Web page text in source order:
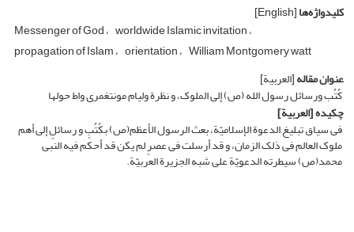
کلیدواژه‌ها[English]
Messenger of God worldwide Islamic invitation
propagation of Islam orientation William Montgomery watt
عنوان مقاله[العربیة]
کُتُب ورسائل رسول الله (ص) إلى الملوک، و نظرة ولیام مونتغمری واط حولها
چکیده[العربیة]
فی سیاق تبلیغ الدعوة الإسلامیّة، بعث الرسول الأعظم(ص) بکُتُبٍ و رسائلٍ إلى أهم
ملوک العالم فی ذلک الزمان، و قد أرسلت فی عصرٍ لم یکن قد أحکم فیه النبی
محمد(ص) سیطرته الدعویّة على شبه الجزیرة العربیّة.